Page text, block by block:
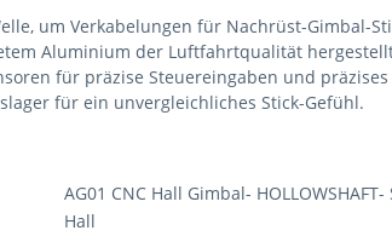
um Verkabelungen für Nachrüst-Gimbal-
Aluminium der Luftfahrtqualität
für präzise Steuereingaben und
für ein unvergleichliches Stick-Gefühl.
AG01 CNC Hall Gimbal- HOLLOWSHAFT-
Hall